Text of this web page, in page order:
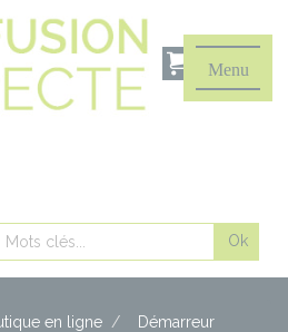
Menu
Rechercher
en ligne
Démarreur